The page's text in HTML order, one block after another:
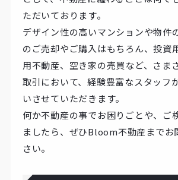
ただいております。
デザイン性の高いマンションや物件
のご売却やご購入はもちろん、投資
用不動産、空き家の売買など、さま
取引において、経験豊富なスタッフ
いさせていただきます。
何か不動産の事でお困りごとや、ご
ましたら、ぜひBloom不動産までお
さい。